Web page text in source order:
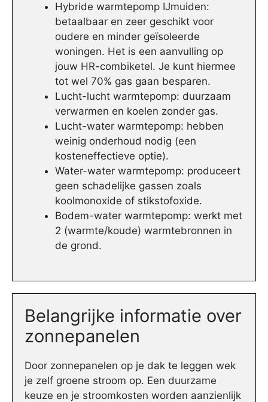
Hybride warmtepomp IJmuiden:
betaalbaar en zeer geschikt voor
oudere en minder geïsoleerde
woningen. Het is een aanvulling op
jouw HR-combiketel. Je kunt hiermee
tot wel 70% gas gaan besparen.
Lucht-lucht warmtepomp: duurzaam
verwarmen en koelen zonder gas.
Lucht-water warmtepomp: hebben
weinig onderhoud nodig (een
kosteneffectieve optie).
Water-water warmtepomp: produceert
geen schadelijke gassen zoals
koolmonoxide of stikstofoxide.
Bodem-water warmtepomp: werkt met
2 (warmte/koude) warmtebronnen in
de grond.
Belangrijke informatie over
zonnepanelen
Door zonnepanelen op je dak te leggen wek
je zelf groene stroom op. Een duurzame
keuze en je stroomkosten worden aanzienlijk